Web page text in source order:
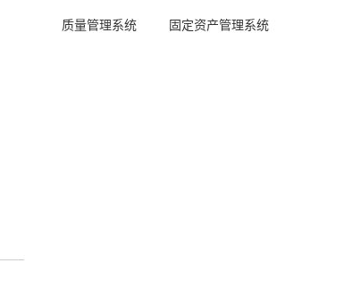
质量管理系统 固定资产管理系统